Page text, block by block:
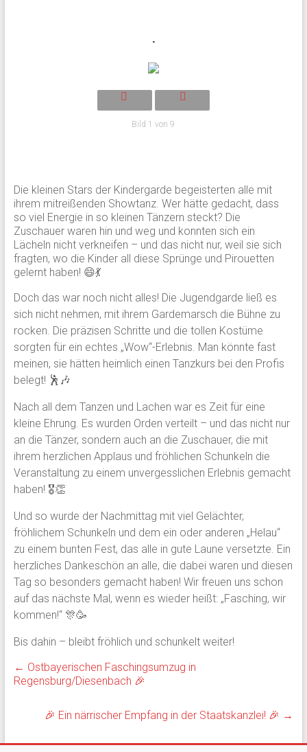
.
Bild 1 von 9
Die kleinen Stars der Kindergarde begeisterten alle mit
ihrem mitreißenden Showtanz. Wer hätte gedacht, dass
so viel Energie in so kleinen Tänzern steckt? Die
Zuschauer waren hin und weg und konnten sich ein
Lächeln nicht verkneifen – und das nicht nur, weil sie sich
fragten, wo die Kinder all diese Sprünge und Pirouetten
gelernt haben! 😄💃
Doch das war noch nicht alles! Die Jugendgarde ließ es
sich nicht nehmen, mit ihrem Gardemarsch die Bühne zu
rocken. Die präzisen Schritte und die tollen Kostüme
sorgten für ein echtes „Wow“-Erlebnis. Man könnte fast
meinen, sie hätten heimlich einen Tanzkurs bei den Profis
belegt! 🕺🎶
Nach all dem Tanzen und Lachen war es Zeit für eine
kleine Ehrung. Es wurden Orden verteilt – und das nicht nur
an die Tänzer, sondern auch an die Zuschauer, die mit
ihrem herzlichen Applaus und fröhlichen Schunkeln die
Veranstaltung zu einem unvergesslichen Erlebnis gemacht
haben! 🎖️👏
Und so wurde der Nachmittag mit viel Gelächter,
fröhlichem Schunkeln und dem ein oder anderen „Helau“
zu einem bunten Fest, das alle in gute Laune versetzte. Ein
herzliches Dankeschön an alle, die dabei waren und diesen
Tag so besonders gemacht haben! Wir freuen uns schon
auf das nächste Mal, wenn es wieder heißt: „Fasching, wir
kommen!“ 🎊🥳
Bis dahin – bleibt fröhlich und schunkelt weiter!
← Ostbayerischen Faschingsumzug in
Regensburg/Diesenbach 🎉
🎉 Ein närrischer Empfang in der Staatskanzlei! 🎉 →